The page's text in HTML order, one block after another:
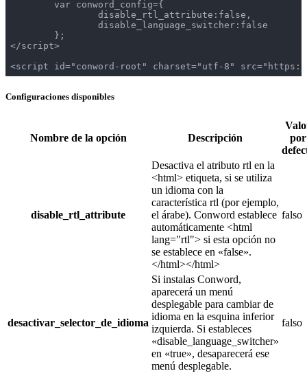
</script>
<script id="conword-root" charset="utf-8"
Configuraciones disponibles
Nombre de la opción Descripción
por
disable_rtl_attribute
Desactiva el atributo rtl en la
<html> etiqueta, si se utiliza
un idioma con la
característica rtl (por ejemplo,
el árabe). Conword establece
automáticamente <html
lang="rtl"> si esta opción no
se establece en «false».
</html></html>
falso
desactivar_selector_de_idioma
Si instalas Conword,
aparecerá un menú
desplegable para cambiar de
idioma en la esquina inferior
izquierda. Si estableces
«disable_language_switcher»
en «true», desaparecerá ese
menú desplegable.
falso